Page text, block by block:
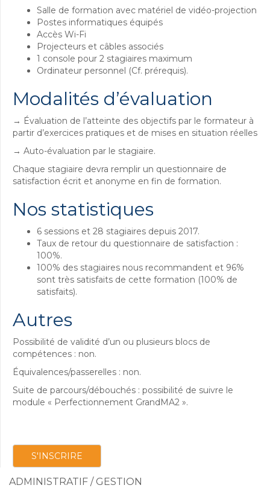
Salle de formation avec matériel de vidéo-projection
Postes informatiques équipés
Accès Wi-Fi
Projecteurs et câbles associés
1 console pour 2 stagiaires maximum
Ordinateur personnel (Cf. prérequis).
Modalités d’évaluation
→ Évaluation de l’atteinte des objectifs par le formateur à
partir d’exercices pratiques et de mises en situation réelles
→ Auto-évaluation par le stagiaire.
Chaque stagiaire devra remplir un questionnaire de
satisfaction écrit et anonyme en fin de formation.
Nos statistiques
6 sessions et 28 stagiaires depuis 2017.
Taux de retour du questionnaire de satisfaction :
100%.
100% des stagiaires nous recommandent et 96%
sont très satisfaits de cette formation (100% de
satisfaits).
Autres
Possibilité de validité d’un ou plusieurs blocs de
compétences : non.
Équivalences/passerelles : non.
Suite de parcours/débouchés : possibilité de suivre le
module « Perfectionnement GrandMA2 ».
S'INSCRIRE
ADMINISTRATIF / GESTION